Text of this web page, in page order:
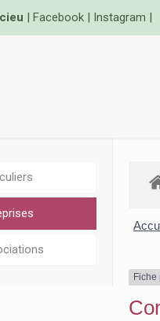
| Facebook| Instagram |
Fiche